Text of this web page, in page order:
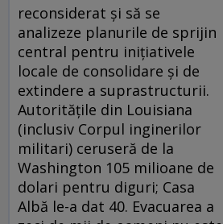
reconsiderat şi să se
analizeze planurile de sprijin
central pentru iniţiativele
locale de consolidare şi de
extindere a suprastructurii.
Autorităţile din Louisiana
(inclusiv Corpul inginerilor
militari) ceruseră de la
Washington 105 milioane de
dolari pentru diguri; Casa
Albă le-a dat 40. Evacuarea a